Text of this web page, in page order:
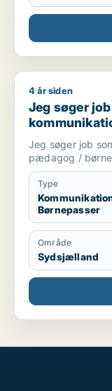
Jeg søger job
4 år siden
Jeg søger
/ børnepasser
Jeg søger job
pædagog /
Type
Børnepasser
Område
Sydsjælland